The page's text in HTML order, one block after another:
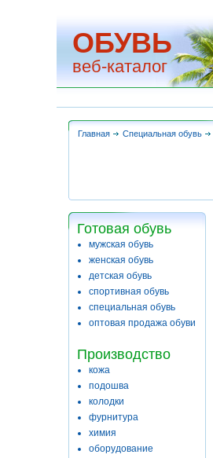
ОБУВЬ
веб-каталог
Главная Специальная обувь
Готовая обувь
мужская обувь
женская обувь
детская обувь
спортивная обувь
специальная обувь
оптовая продажа обуви
Производство
кожа
подошва
колодки
фурнитура
химия
оборудование